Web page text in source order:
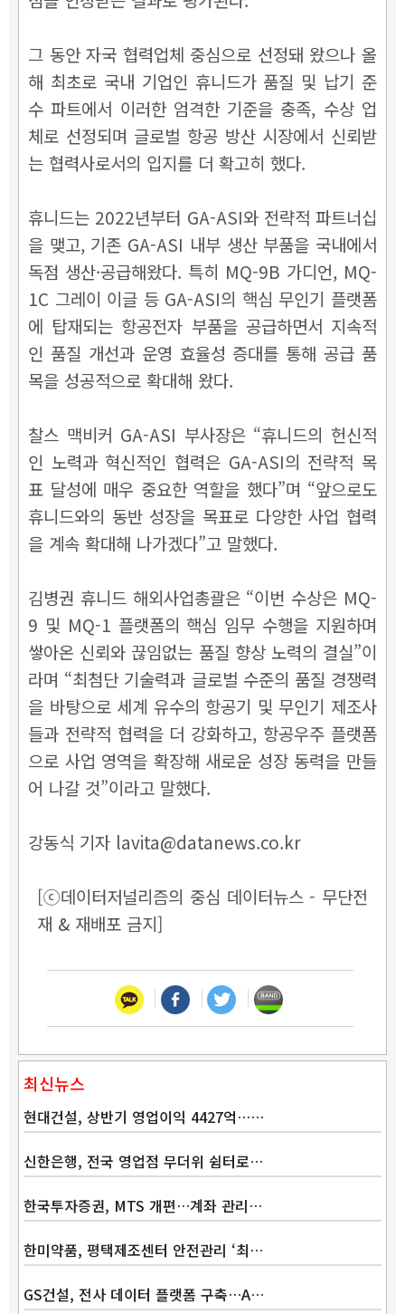
그 동안 자국 협력업체 중심으로 선정돼 왔으나 올
해 최초로 국내 기업인 휴니드가 품질 및 납기 준
수 파트에서 이러한 엄격한 기준을 충족, 수상 업
체로 선정되며 글로벌 항공 방산 시장에서 신뢰받
는 협력사로서의 입지를 더 확고히 했다.
휴니드는 2022년부터 GA-ASI와 전략적 파트너십
을 맺고, 기존 GA-ASI 내부 생산 부품을 국내에서
독점 생산·공급해왔다. 특히 MQ-9B 가디언, MQ-
1C 그레이 이글 등 GA-ASI의 핵심 무인기 플랫폼
에 탑재되는 항공전자 부품을 공급하면서 지속적
인 품질 개선과 운영 효율성 증대를 통해 공급 품
목을 성공적으로 확대해 왔다.
찰스 맥비커 GA-ASI 부사장은 “휴니드의 헌신적
인 노력과 혁신적인 협력은 GA-ASI의 전략적 목
표 달성에 매우 중요한 역할을 했다”며 “앞으로도
휴니드와의 동반 성장을 목표로 다양한 사업 협력
을 계속 확대해 나가겠다”고 말했다.
김병권 휴니드 해외사업총괄은 “이번 수상은 MQ-
9 및 MQ-1 플랫폼의 핵심 임무 수행을 지원하며
쌓아온 신뢰와 끊임없는 품질 향상 노력의 결실”이
라며 “최첨단 기술력과 글로벌 수준의 품질 경쟁력
을 바탕으로 세계 유수의 항공기 및 무인기 제조사
들과 전략적 협력을 더 강화하고, 항공우주 플랫폼
으로 사업 영역을 확장해 새로운 성장 동력을 만들
어 나갈 것”이라고 말했다.
강동식 기자 lavita@datanews.co.kr
[ⓒ데이터저널리즘의 중심 데이터뉴스 - 무단전
재 & 재배포 금지]
최신뉴스
현대건설, 상반기 영업이익 4427억……
신한은행, 전국 영업점 무더위 쉼터로…
한국투자증권, MTS 개편…계좌 관리…
한미약품, 평택제조센터 안전관리 ‘최…
GS건설, 전사 데이터 플랫폼 구축…A…